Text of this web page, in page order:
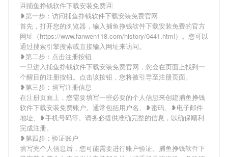
🈷捕鱼挣钱软件下载安装免费🈷
❥第一步：访问捕鱼挣钱软件下载安装免费官网
首先，打开您的浏览器，输入捕鱼挣钱软件下载安装免费的官方
网址（https://www.fanwen118.com/history/0441.html）。您可以
通过搜索引擎搜索或直接输入网址来访问。
❥第二步：点击注册按钮
一旦进入捕鱼挣钱软件下载安装免费官网，您会在页面上找到一
个醒目的注册按钮。点击该按钮，您将被引导至注册页面。
❥第三步：填写注册信息
在注册页面上，您需要填写一些必要的个人信息来创建捕鱼挣钱
软件下载安装免费账户。通常包括用户名、❥密码、❥电子邮件
地址、❥手机号码等。请务必提供准确完整的信息，以确保顺利
完成注册。
❥第四步：验证账户
填写完个人信息后，您可能需要进行账户验证。捕鱼挣钱软件下